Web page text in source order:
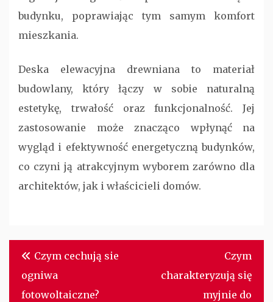
budynku, poprawiając tym samym komfort
mieszkania.
Deska elewacyjna drewniana to materiał
budowlany, który łączy w sobie naturalną
estetykę, trwałość oraz funkcjonalność. Jej
zastosowanie może znacząco wpłynąć na
wygląd i efektywność energetyczną budynków,
co czyni ją atrakcyjnym wyborem zarówno dla
architektów, jak i właścicieli domów.
Nawigacja
wpisu
Czym cechują sie
ogniwa
fotowoltaiczne?
Czym
charakteryzują się
myjnie do